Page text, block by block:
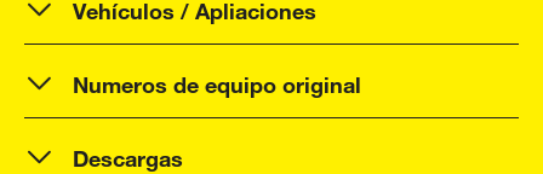
Numeros de equipo original
Descargas